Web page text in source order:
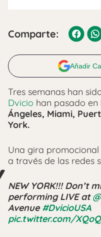
Comparte:
Añadir
Tres semanas han
Dvicio han pasado en
Ángeles, Miami,
York.
Una gira
a través de las redes
NEW YORK!!! Don’t
performing LIVE at
Avenue#DvicioUSA
pic.twitter.com/